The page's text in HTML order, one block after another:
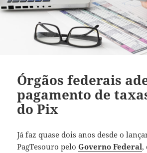
Órgãos federais
pagamento de
do Pix
Já faz quase dois anos desde o
PagTesouro peloGoverno Federal,